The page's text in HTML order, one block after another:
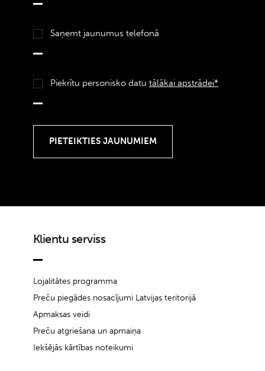
Saņemt jaunumus telefonā
Piekrītu personisko datu tālākai apstrādei*
Klientu serviss
Lojalitātes programma
Preču piegādes nosacījumi Latvijas teritorijā
Apmaksas veidi
Preču atgriešana un apmaiņa
Iekšējās kārtības noteikumi